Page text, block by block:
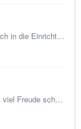
Falls du das Geschenkpaket nicht persönlich in die Einrichtung bringen kannst und es per Post verschickst, bitten wir dich, das Porto für den Versand selbst...
Wir wissen, dass du mit deinem Geschenk viel Freude schenkst und zugleich Gutes tust. Leider können jedoch Geschenke und Sachspenden, wie sie im Rahmen der ...